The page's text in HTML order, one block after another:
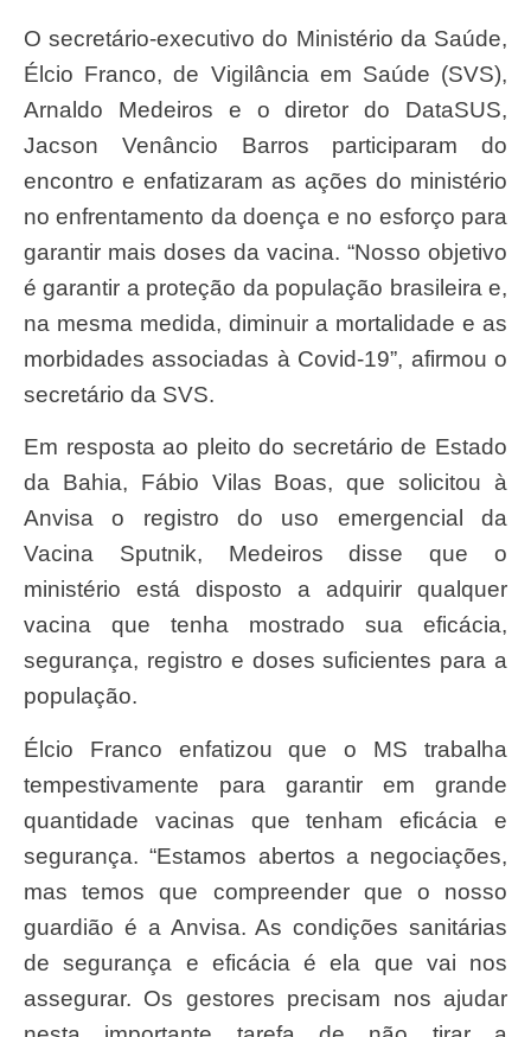
O secretário-executivo do Ministério da Saúde,
Élcio Franco, de Vigilância em Saúde (SVS),
Arnaldo Medeiros e o diretor do DataSUS,
Jacson Venâncio Barros participaram do
encontro e enfatizaram as ações do ministério
no enfrentamento da doença e no esforço para
garantir mais doses da vacina. “Nosso objetivo
é garantir a proteção da população brasileira e,
na mesma medida, diminuir a mortalidade e as
morbidades associadas à Covid-19”, afirmou o
secretário da SVS.
Em resposta ao pleito do secretário de Estado
da Bahia, Fábio Vilas Boas, que solicitou à
Anvisa o registro do uso emergencial da
Vacina Sputnik, Medeiros disse que o
ministério está disposto a adquirir qualquer
vacina que tenha mostrado sua eficácia,
segurança, registro e doses suficientes para a
população.
Élcio Franco enfatizou que o MS trabalha
tempestivamente para garantir em grande
quantidade vacinas que tenham eficácia e
segurança. “Estamos abertos a negociações,
mas temos que compreender que o nosso
guardião é a Anvisa. As condições sanitárias
de segurança e eficácia é ela que vai nos
assegurar. Os gestores precisam nos ajudar